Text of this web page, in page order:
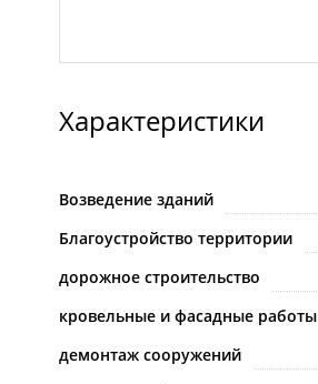
Характеристики
Возведение зданий
Благоустройство территории
дорожное строительство
кровельные и фасадные работы
демонтаж сооружений